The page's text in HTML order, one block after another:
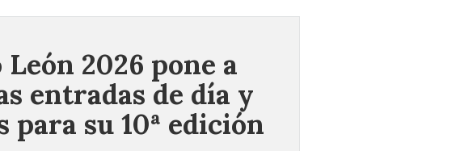
2026 pone a
entradas de día y
para su 10ª edición